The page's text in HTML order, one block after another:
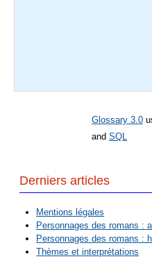
Glossary 3.0
and SQL
Derniers articles
Mentions légales
Personnages des romans :
Personnages des romans :
Thèmes et interprétations